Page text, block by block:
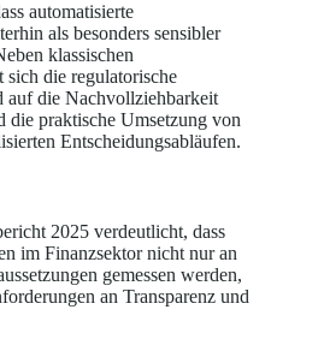
automatisierte
als besonders sensibler
klassischen
sich die regulatorische
auf die Nachvollziehbarkeit
die praktische Umsetzung von
Entscheidungsabläufen.
2025 verdeutlicht, dass
im Finanzsektor nicht nur an
gemessen werden,
an Transparenz und